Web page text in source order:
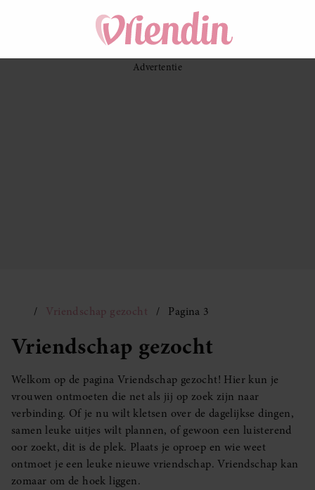
Vriendschap gezocht Pagina 3
Vriendschap gezocht
Welkom op de pagina Vriendschap gezocht! Hier kun je
vrouwen ontmoeten die net als jij op zoek zijn naar
verbinding. Of je nu wilt kletsen over de dagelijkse dingen,
samen leuke uitjes wilt plannen, of gewoon een luisterend
oor zoekt, dit is de plek. Plaats je oproep en wie weet
ontmoet je een leuke nieuwe vriendschap. Vriendschap kan
zomaar om de hoek liggen.